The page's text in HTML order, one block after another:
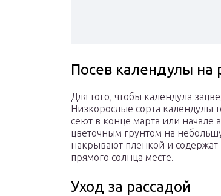
Посев календулы на
Для того, чтобы календула
Низкорослые сорта календулы
сеют в конце марта или начале
цветочным грунтом на
накрывают пленкой и
прямого солнца месте.
Уход за рассадой